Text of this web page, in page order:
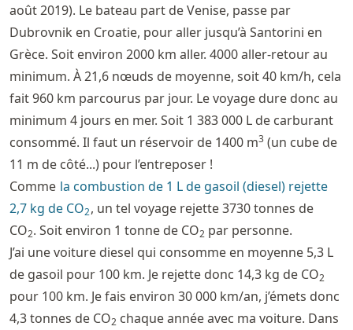
août 2019). Le bateau part de Venise, passe par
Dubrovnik en Croatie, pour aller jusqu’à Santorini en
Grèce. Soit environ 2000 km aller. 4000 aller-retour au
minimum. À 21,6 nœuds de moyenne, soit 40 km/h, cela
fait 960 km parcourus par jour. Le voyage dure donc au
minimum 4 jours en mer. Soit 1 383 000 L de carburant
consommé. Il faut un réservoir de 1400 m3 (un cube de
11 m de côté...) pour l’entreposer !
Comme la combustion de 1 L de gasoil (diesel) rejette
2,7 kg de CO2, un tel voyage rejette 3730 tonnes de
CO2. Soit environ 1 tonne de CO2 par personne.
J’ai une voiture diesel qui consomme en moyenne 5,3 L
de gasoil pour 100 km. Je rejette donc 14,3 kg de CO2
pour 100 km. Je fais environ 30 000 km/an, j’émets donc
4,3 tonnes de CO2 chaque année avec ma voiture. Dans